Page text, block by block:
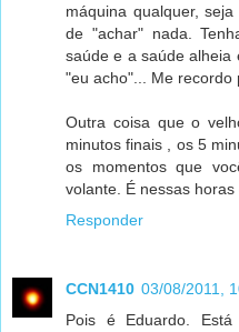
máquina qualquer,
de "achar" nada.
saúde e a saúde alheia
"eu acho"... Me recordo
Outra coisa que o
minutos finais , os 5
os momentos que
volante. É nessas
Responder
CCN1410 03/08/2011,
Pois é Eduardo.